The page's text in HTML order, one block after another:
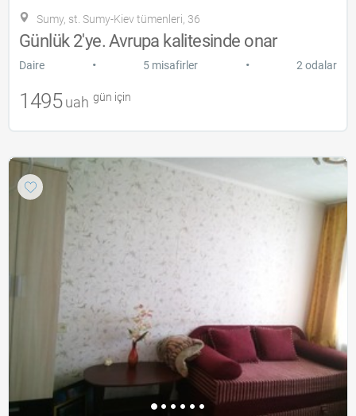
Sumy, st. Sumy-Kiev tümenleri, 36
Günlük 2'ye. Avrupa kalitesinde onar
Daire • 5 misafirler • 2 odalar
1495 uah gün için